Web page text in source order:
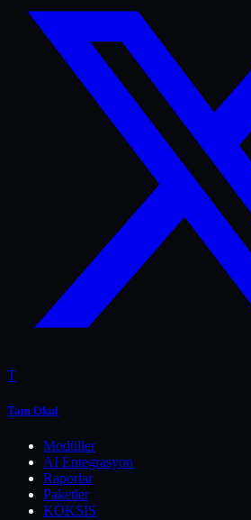
T
Tam Okul
Modüller
AI Entegrasyon
Raporlar
Paketler
KÖKSİS